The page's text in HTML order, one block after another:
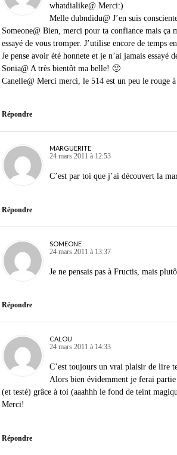
whatdialike@ Merci:)
Melle dubndidu@ J’en suis
Someone@ Bien, merci pour ta confiance mais ça
essayé de vous tromper. J’utilise encore de temps
Je pense avoir été honnete et je n’ai jamais essayé
Sonia@ A très bientôt ma belle! 🙂
Canelle@ Merci merci, le 514 est un peu le rouge
Répondre
MARGUERITE
24 mars 2011 à 12:53
C’est par toi que j’ai découvert la
Répondre
SOMEONE
24 mars 2011 à 13:37
Je ne pensais pas à Fructis, mais
Répondre
CALOU
24 mars 2011 à 14:33
C’est toujours un vrai plaisir de lire
Alors bien évidemment je ferai partie
(et testé) grâce à toi (aaahhh le fond de teint
Merci!
Répondre